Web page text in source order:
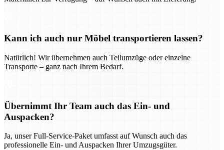
Kann ich auch nur Möbel transportieren lassen?
Natürlich! Wir übernehmen auch Teilumzüge oder einzelne
Transporte – ganz nach Ihrem Bedarf.
Übernimmt Ihr Team auch das Ein- und
Auspacken?
Ja, unser Full-Service-Paket umfasst auf Wunsch auch das
professionelle Ein- und Auspacken Ihrer Umzugsgüter.